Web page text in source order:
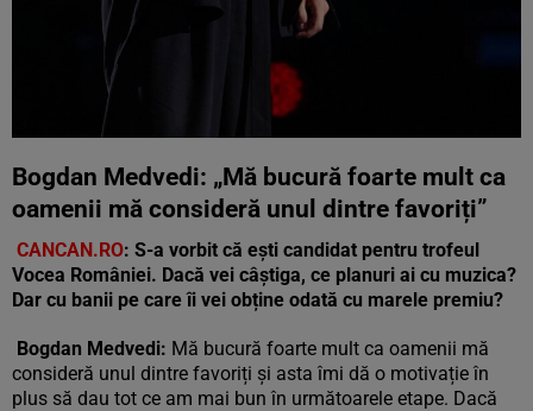
Bogdan Medvedi: „Mă bucură foarte mult ca
oamenii mă consideră unul dintre favoriți”
CANCAN.RO: S-a vorbit că ești candidat pentru trofeul
Vocea României. Dacă vei câștiga, ce planuri ai cu muzica?
Dar cu banii pe care îi vei obține odată cu marele premiu?
Bogdan Medvedi: Mă bucură foarte mult ca oamenii mă
consideră unul dintre favoriți și asta îmi dă o motivație în
plus să dau tot ce am mai bun în următoarele etape. Dacă